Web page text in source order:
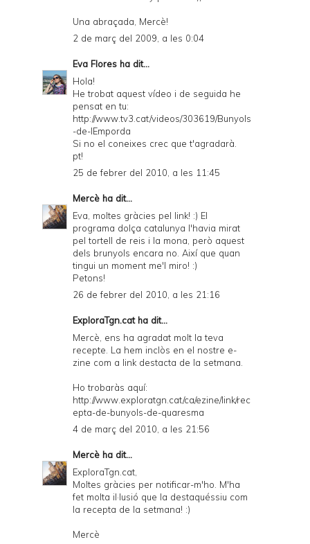
Una abraçada, Mercè!
2 de març del 2009, a les 0:04
Eva Flores ha dit...
Hola!
He trobat aquest vídeo i de seguida he
pensat en tu:
http://www.tv3.cat/videos/303619/Bunyols
-de-lEmporda
Si no el coneixes crec que t'agradarà.
pt!
25 de febrer del 2010, a les 11:45
Mercè ha dit...
Eva, moltes gràcies pel link! :) El
programa dolça catalunya l'havia mirat
pel tortell de reis i la mona, però aquest
dels brunyols encara no. Així que quan
tingui un moment me'l miro! :)
Petons!
26 de febrer del 2010, a les 21:16
ExploraTgn.catha dit...
Mercè, ens ha agradat molt la teva
recepte. La hem inclòs en el nostre e-
zine com a link destacta de la setmana.
Ho trobaràs aquí:
http://www.exploratgn.cat/ca/ezine/link/rec
epta-de-bunyols-de-quaresma
4 de març del 2010, a les 21:56
Mercè ha dit...
ExploraTgn.cat,
Moltes gràcies per notificar-m'ho. M'ha
fet molta il·lusió que la destaquéssiu com
la recepta de la setmana! :)
Mercè